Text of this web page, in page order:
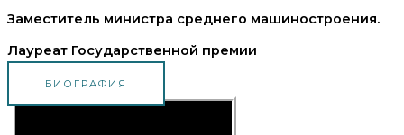
Заместитель министра среднего машиностроения.
Лауреат Государственной премии
БИОГРАФИЯ